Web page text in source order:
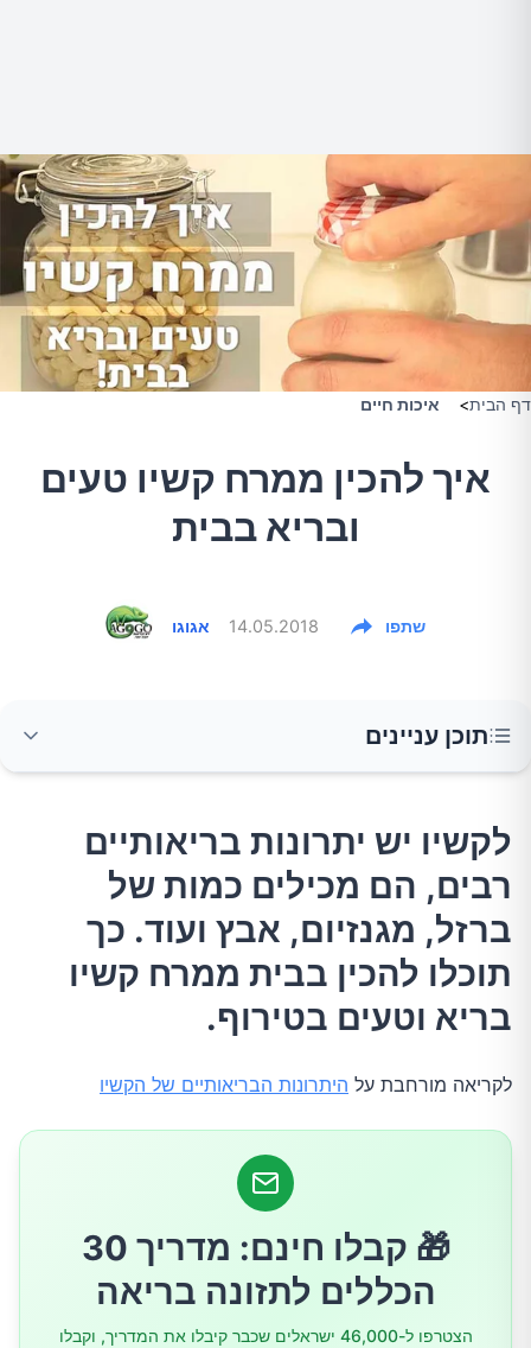
דף הבית> איכות חיים
איך להכין ממרח קשיו טעים
ובריא בבית
אגוגו 14.05.2018 שתפו
תוכן עניינים
כמות של ברזל, מגנזיום, אבץ ועוד. כך תוכלו להכין
בבית ממרח קשיו בריא וטעים בטירוף.
מתכון:
לקשיו יש יתרונות בריאותיים
רבים, הם מכילים כמות של
ברזל, מגנזיום, אבץ ועוד. כך
תוכלו להכין בבית ממרח קשיו
בריא וטעים בטירוף.
לקריאה מורחבת על היתרונות הבריאותיים של הקשיו
🎁 קבלו חינם: מדריך 30
הכללים לתזונה בריאה
הצטרפו ל-46,000 ישראלים שכבר קיבלו את המדריך, וקבלו